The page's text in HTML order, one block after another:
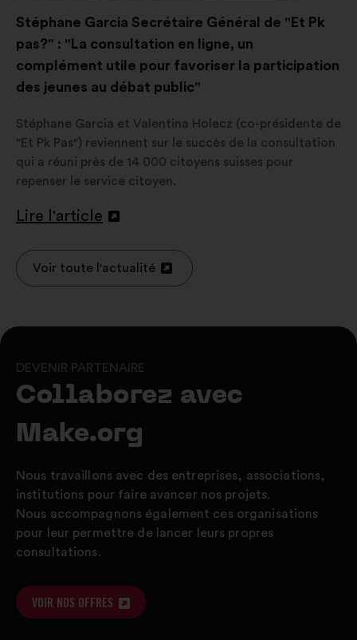
Stéphane Garcia Secrétaire Général de "Et Pk
pas?" : "La consultation en ligne, un
complément utile pour favoriser la participation
des jeunes au débat public"
Stéphane Garcia et Valentina Holecz (co-présidente de
"Et Pk Pas") reviennent sur le succès de la consultation
qui a réuni près de 14 000 citoyens suisses pour
repenser le service citoyen.
Lire l'article
Ouverture
un
nouvel
Voir toute l'actualité
Ouverture
DEVENIR PARTENAIRE
Collaborez avec
Make.org
Nous travaillons avec des entreprises, associations,
institutions pour faire avancer nos projets.
Nous accompagnons également ces organisations
pour leur permettre de lancer leurs propres
consultations.
VOIR NOS OFFRES
OUVERTURE